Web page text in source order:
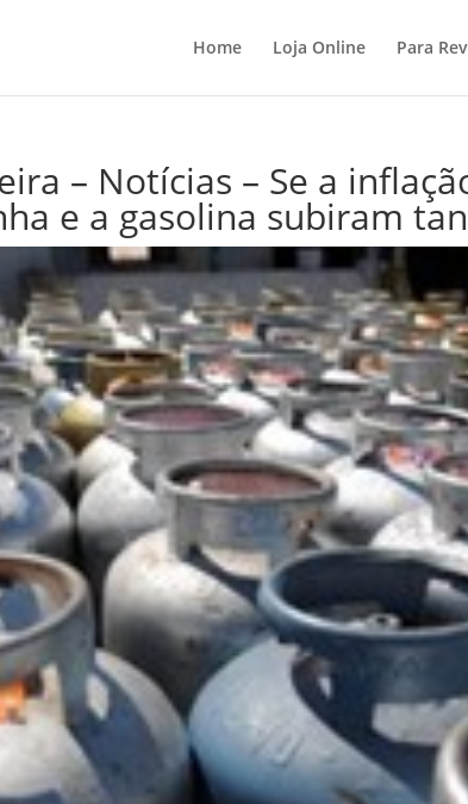
Home Loja Online Para
– Notícias – Se a
e a gasolina subiram